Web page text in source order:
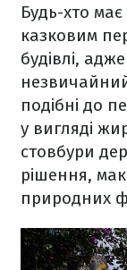
Будь-хто
казковим
будівлі,
подібні до
у вигляді
стовбури
рішення,
природних